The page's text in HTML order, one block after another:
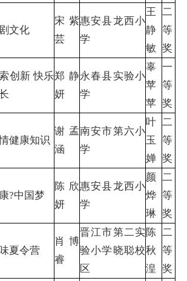
文化
宋紫
芸
惠安县龙西小
学
王
静
敏
二
等
奖
创新 快乐郑静
妍
永春县实验小
学
辜
苹
苹
一
等
奖
健康知识
谢孟
涵
南安市第六小
学
叶
玉
婵
二
等
奖
?中国梦
陈欣
妍
惠安县龙西小
学
颜
烨
琳
二
等
奖
夏令营
肖博
睿
晋江市第二实
验小学晓聪校
区
陈
秋
湟
二
等
奖